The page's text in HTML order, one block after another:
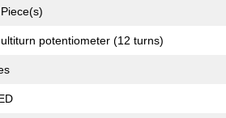
potentiometer (12 turns)